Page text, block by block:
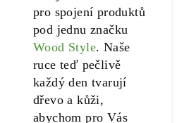
pro spojení produktů
pod jednu značku
Wood Style. Naše
ruce teď pečlivě
každý den tvarují
dřevo a kůži,
abychom pro Vás